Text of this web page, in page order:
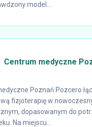
model...
Centrum medyczne
Poznań Pozcero
fizjoterapię w
dopasowanym do
Na miejscu...